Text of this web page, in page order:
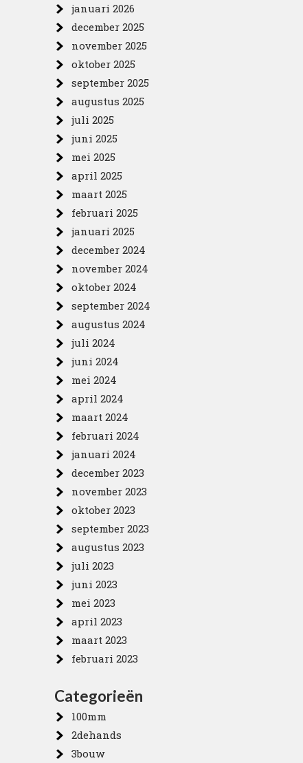
januari 2026
december 2025
november 2025
oktober 2025
september 2025
augustus 2025
juli 2025
juni 2025
mei 2025
april 2025
maart 2025
februari 2025
januari 2025
december 2024
november 2024
oktober 2024
september 2024
augustus 2024
juli 2024
juni 2024
mei 2024
april 2024
maart 2024
februari 2024
januari 2024
december 2023
november 2023
oktober 2023
september 2023
augustus 2023
juli 2023
juni 2023
mei 2023
april 2023
maart 2023
februari 2023
Categorieën
100mm
2dehands
3bouw